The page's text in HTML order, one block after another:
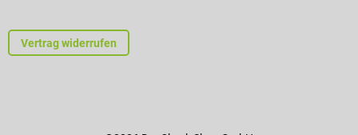
Vertrag widerrufen